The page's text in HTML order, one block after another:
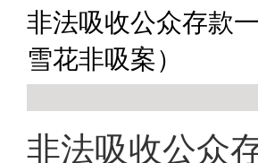
非法吸收公众存款
雪花非吸案）
非法吸收公众